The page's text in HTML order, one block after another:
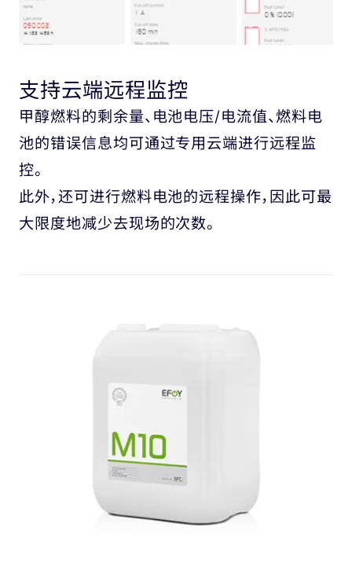
支持云端远程监控
甲醇燃料的剩余量、电池电压/电流值、燃料电
池的错误信息均可通过专用云端进行远程监
控。
此外，还可进行燃料电池的远程操作，因此可最
大限度地减少去现场的次数。